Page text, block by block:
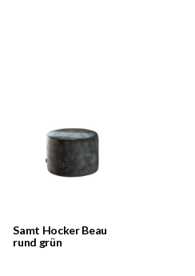
Samt Hocker Beau
rund grün